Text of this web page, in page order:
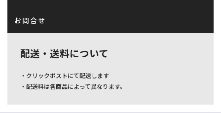
お問合せ
配送・送料について
・クリックポストにて配送します
・配送料は各商品によって異なります。